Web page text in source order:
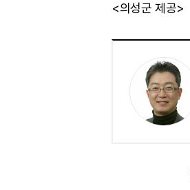
<의성군 제공>